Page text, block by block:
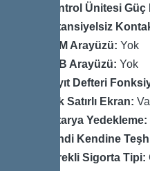
Kontrol Ünitesi
Potansiyelsiz
GSM Arayüzü: Yok
USB Arayüzü: Yok
Kayıt Defteri
Çok Satırlı Ekran:
Batarya Yedekleme:
Kendi Kendine
Gerekli Sigorta Tipi: